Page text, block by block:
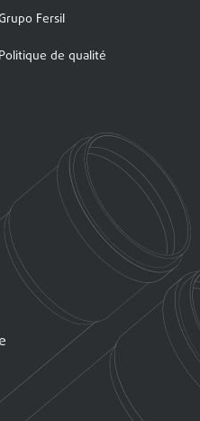
Fersil
Politique de qualité